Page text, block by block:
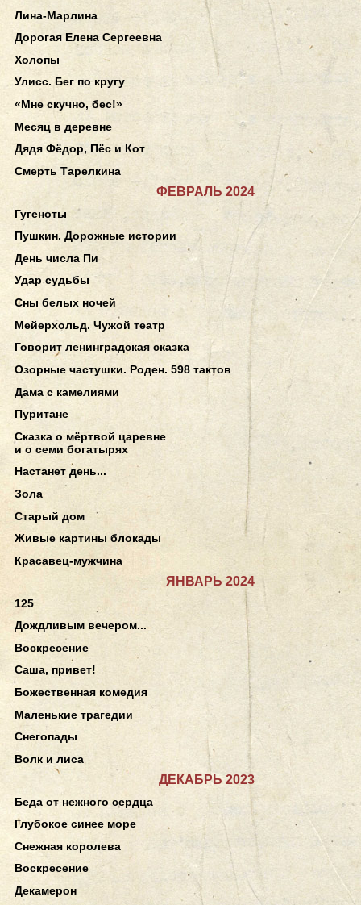
Лина-Марлина
Дорогая Елена Сергеевна
Холопы
Улисс. Бег по кругу
«Мне скучно, бес!»
Месяц в деревне
Дядя Фёдор, Пёс и Кот
Смерть Тарелкина
ФЕВРАЛЬ 2024
Гугеноты
Пушкин. Дорожные истории
День числа Пи
Удар судьбы
Сны белых ночей
Мейерхольд. Чужой театр
Говорит ленинградская сказка
Озорные частушки. Роден. 598 тактов
Дама с камелиями
Пуритане
Сказка о мёртвой царевне
и о семи богатырях
Настанет день...
Зола
Старый дом
Живые картины блокады
Красавец-мужчина
ЯНВАРЬ 2024
125
Дождливым вечером...
Воскресение
Саша, привет!
Божественная комедия
Маленькие трагедии
Снегопады
Волк и лиса
ДЕКАБРЬ 2023
Беда от нежного сердца
Глубокое синее море
Снежная королева
Воскресение
Декамерон